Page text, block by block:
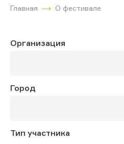
Главная О фестивале
Организация
Город
Тип участника